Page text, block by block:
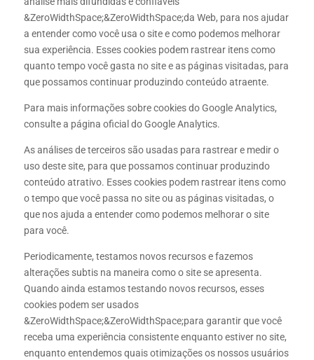
&ZeroWidthSpace;&ZeroWidthSpace;da Web, para nos ajudar
a entender como você usa o site e como podemos melhorar
sua experiência. Esses cookies podem rastrear itens como
quanto tempo você gasta no site e as páginas visitadas, para
que possamos continuar produzindo conteúdo atraente.
Para mais informações sobre cookies do Google Analytics,
consulte a página oficial do Google Analytics.
As análises de terceiros são usadas para rastrear e medir o
uso deste site, para que possamos continuar produzindo
conteúdo atrativo. Esses cookies podem rastrear itens como
o tempo que você passa no site ou as páginas visitadas, o
que nos ajuda a entender como podemos melhorar o site
para você.
Periodicamente, testamos novos recursos e fazemos
alterações subtis na maneira como o site se apresenta.
Quando ainda estamos testando novos recursos, esses
cookies podem ser usados
&ZeroWidthSpace;&ZeroWidthSpace;para garantir que você
receba uma experiência consistente enquanto estiver no site,
enquanto entendemos quais otimizações os nossos usuários